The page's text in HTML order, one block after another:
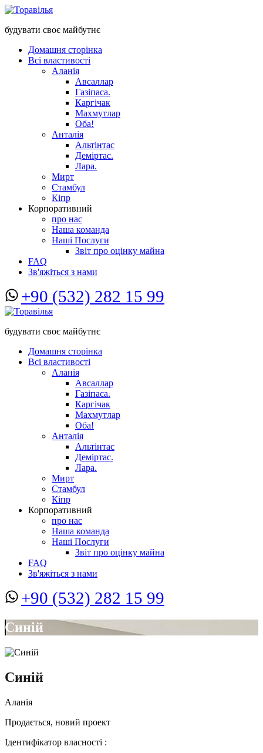
будувати своє майбутнє
Домашня сторінка
Всі властивості
Аланія
Авсаллар
Газіпаса.
Каргічак
Махмутлар
Оба!
Анталія
Альтінтас
Деміртас.
Лара.
Мирт
Стамбул
Кіпр
Корпоративний
про нас
Наша команда
Наші Послуги
Звіт про оцінку майна
FAQ
Зв'яжіться з нами
+90 (532) 282 15 99
будувати своє майбутнє
Домашня сторінка
Всі властивості
Аланія
Авсаллар
Газіпаса.
Каргічак
Махмутлар
Оба!
Анталія
Альтінтас
Деміртас.
Лара.
Мирт
Стамбул
Кіпр
Корпоративний
про нас
Наша команда
Наші Послуги
Звіт про оцінку майна
FAQ
Зв'яжіться з нами
+90 (532) 282 15 99
Синій
Синій
Аланія
Продається, новий проект
Ідентифікатор власності :